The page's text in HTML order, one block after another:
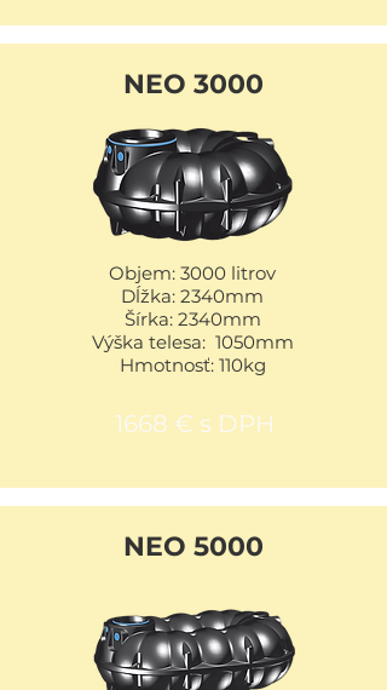
NEO 3000
Objem: 3000 litrov
Dĺžka: 2340mm
Šírka: 2340mm
Výška telesa: 1050mm
Hmotnosť: 110kg
1668 € s DPH
NEO 5000